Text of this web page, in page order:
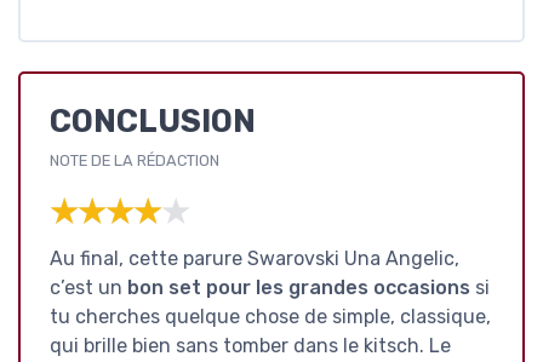
CONCLUSION
NOTE DE LA RÉDACTION
★★★★★
★★★★★
Au final, cette parure Swarovski Una Angelic,
c’est un bon set pour les grandes occasions si
tu cherches quelque chose de simple, classique,
qui brille bien sans tomber dans le kitsch. Le